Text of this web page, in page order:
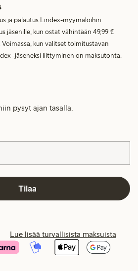
ja palautus Lindex-myymälöihin.
jäsenille, kun ostat vähintään 49,99 €
Voimassa, kun valitset toimitustavan
-jäseneksi liittyminen on maksutonta.
pysyt ajan tasalla.
Tilaa
Lue lisää turvallisista maksuista